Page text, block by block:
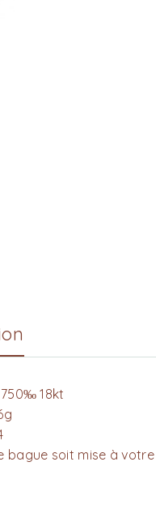
18kt
bague soit mise à